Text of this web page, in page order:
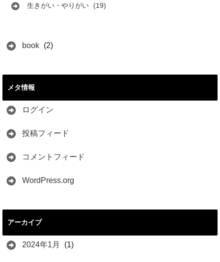
生きがい・やりがい (19)
book (2)
メタ情報
ログイン
投稿フィード
コメントフィード
WordPress.org
アーカイブ
2024年1月 (1)